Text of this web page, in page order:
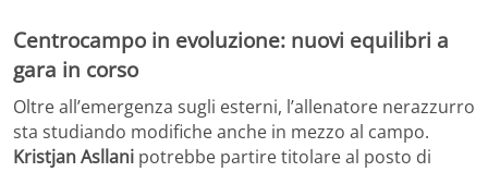
Centrocampo in evoluzione: nuovi equilibri a
gara in corso
Oltre all’emergenza sugli esterni, l’allenatore nerazzurro
sta studiando modifiche anche in mezzo al campo.
Kristjan Asllani potrebbe partire titolare al posto di